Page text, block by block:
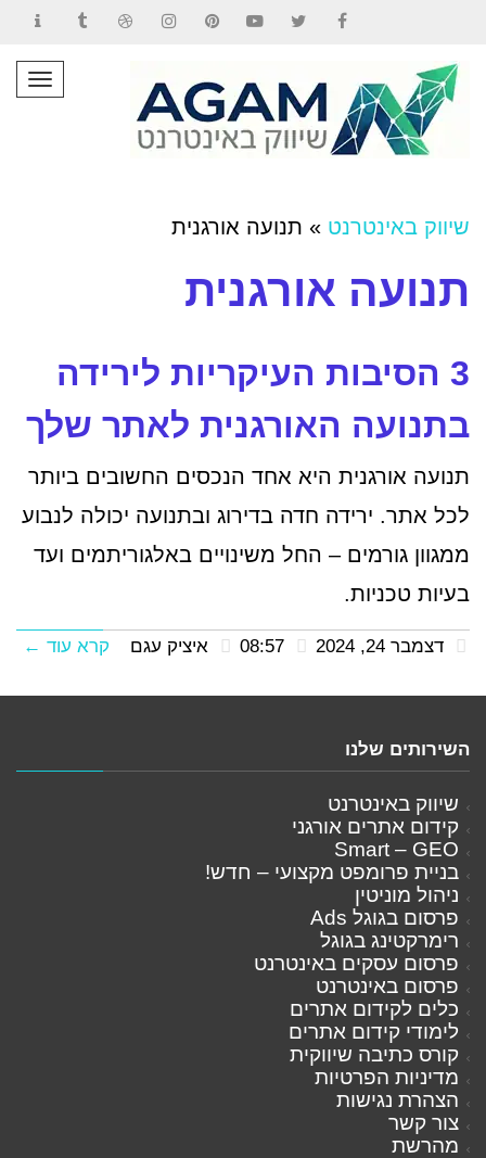
שיווק באינטרנט » תנועה אורגנית
תנועה אורגנית
3 הסיבות העיקריות לירידה
בתנועה האורגנית לאתר שלך
תנועה אורגנית היא אחד הנכסים החשובים ביותר
לכל אתר. ירידה חדה בדירוג ובתנועה יכולה לנבוע
ממגוון גורמים – החל משינויים באלגוריתמים ועד
בעיות טכניות.
דצמבר 24, 2024 איציק עגם קרא עוד ←
השירותים שלנו
שיווק באינטרנט
קידום אתרים אורגני
Smart – GEO
בניית פרומפט מקצועי – חדש!
ניהול מוניטין
פרסום בגוגל Ads
רימרקטינג בגוגל
פרסום עסקים באינטרנט
פרסום באינטרנט
כלים לקידום אתרים
לימודי קידום אתרים
קורס כתיבה שיווקית
מדיניות הפרטיות
הצהרת נגישות
צור קשר
מהרשת